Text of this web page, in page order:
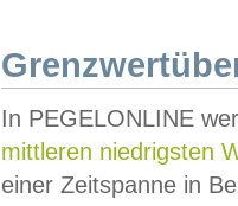
In PEGELONLINE
mittleren niedrigsten
einer Zeitspanne in